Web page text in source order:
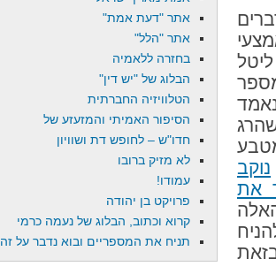
נוקב
את
אתר "דעת אמת"
אתר "הלל"
בחזרה ללאמיה
הבלוג של "יש דין"
הטלוויזיה החברתית
הסיפור האמיתי והמזעזע של
חדו"ש – לחופש דת ושוויון
לא מזיק ברובו
עמודו!
פרויקט בן יהודה
קרוא וכתוב, הבלוג של נעמה כרמי
תניח את המספריים ובוא נדבר על זה